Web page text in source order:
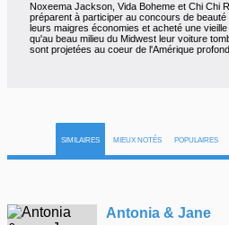
Noxeema Jackson, Vida Boheme et Chi Chi
préparent à participer au concours de
leurs maigres économies et acheté une
qu'au beau milieu du Midwest leur voiture
sont projetées au coeur de l'Amérique
SIMILAIRES MIEUX NOTÉS POPULAIRES
Antonia & Jane